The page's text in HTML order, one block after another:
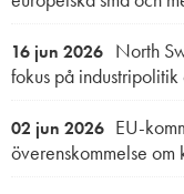
16 jun 2026 North
fokus på
02 jun 2026 EU-
överenskommelse